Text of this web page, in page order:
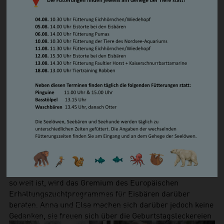
Steppenlemming
Südamerikanischer Seelöwe/ Mähnenrobbe
Zwergotter
Waschbär
Vögel
Basstölpel
Brandgans
Magellan-Dampfschiffente
Eiderente
Humboldtpinguin
Kormoran
Schneeeule
Wiedehopf
Zwergsäger
Kriechtiere
Europäische Sumpfschildkröte
Himmelblauer Zwergtaggecko
Köhlerschildkröte
Lale und Lili, da sie mehr Zeit für sich hat und nicht als
Spielkameradin herhalten muss. Trotz aller Abnabelung
wird der Kontakt zur Mutter aber noch gesucht.
Ausgiebiges Kuscheln steht somit immer noch auf der
Tagesordnung.
Besonders freuen sich die Paten der beiden Jungbären
Vorstandsvorsitzender der Weser-Elbe Sparkasse, Pate
von Anna und Herr Rüdiger Meyer, Regionaldirektor der
ÖVB Versicherungen, Pate von Elsa, waren beim Verzehr
der dreistöckigen Geburtstagstorte dabei.
Wie lange die Jungtiere bei Valeska bleiben, entscheidet
die Bärin. Irgendwann wird der Zeitpunkt kommen, zu
dem sie sie in die Selbstständigkeit treibt. Wohin dann die
Jungtiere kommen werden, steht noch nicht fest. Wenn es
so weit ist, wird das Gremium des Europäischen
Erhaltungszuchtprogrammes für Eisbären darüber
beraten. Anna und Elsa machen sich darüber jedoch keine
Gedanken, sie freuen sich über die Geburtstagsleckereien